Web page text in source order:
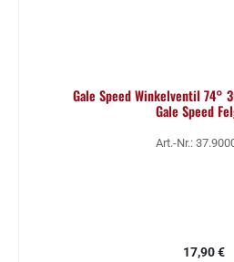
Gale Speed Winkelventil 74°
Gale Speed
Art.-Nr.:
17,90 €